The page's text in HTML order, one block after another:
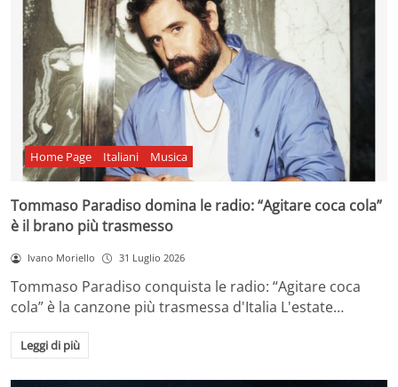
Home Page Italiani Musica
Tommaso Paradiso domina le radio: “Agitare coca cola”
è il brano più trasmesso
Ivano Moriello 31 Luglio 2026
Tommaso Paradiso conquista le radio: “Agitare coca
cola” è la canzone più trasmessa d'Italia L'estate…
Leggi di più